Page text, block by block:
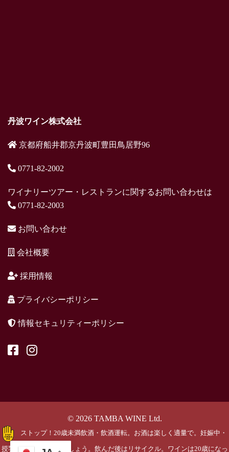
丹波ワイン株式会社
京都府船井郡京丹波町豊田鳥居野96
0771-82-2002
ワイナリーツアー・レストランに関するお問い合わせは
0771-82-2003
お問い合わせ
会社概要
採用情報
プライバシーポリシー
情報セキュリティーポリシー
© 2026 TAMBA WINE Ltd.
ストップ！20歳未満飲酒・飲酒運転。お酒は楽しく適量で。妊娠中・
授乳期の飲酒はやめましょう。飲んだ後はリサイクル。ワインは20歳になっ